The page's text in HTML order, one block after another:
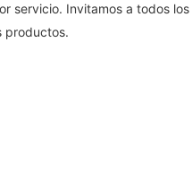
servicio. Invitamos a todos
productos.